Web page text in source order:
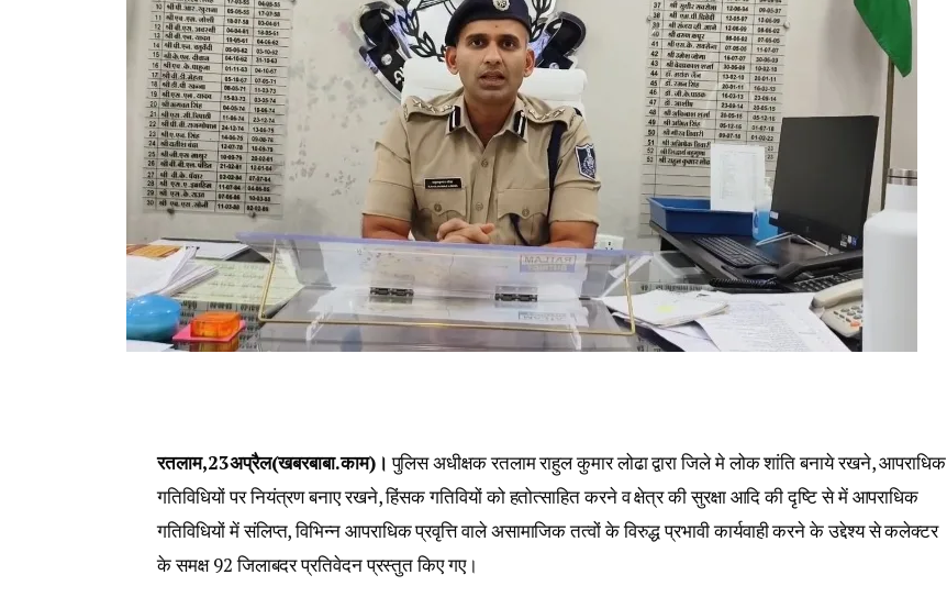
रतलाम,23अप्रैल(खबरबाबा.काम)। पुलिस अधीक्षक रतलाम राहुल कुमार लोढा द्वारा जिले मे लोक शांति बनाये रखने, आपराधिक
गतिविधियों पर नियंत्रण बनाए रखने, हिंसक गतिवियों को हतोत्साहित करने व क्षेत्र की सुरक्षा आदि की दृष्टि से में आपराधिक
गतिविधियों में संलिप्त, विभिन्न आपराधिक प्रवृत्ति वाले असामाजिक तत्वों के विरुद्ध प्रभावी कार्यवाही करने के उद्देश्य से कलेक्टर
के समक्ष 92 जिलाबदर प्रतिवेदन प्रस्तुत किए गए।